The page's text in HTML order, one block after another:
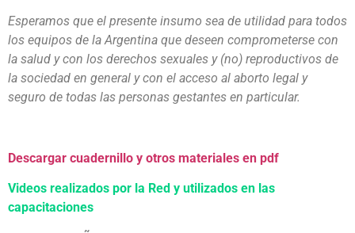
Esperamos que el presente insumo sea de utilidad para todos
los equipos de la Argentina que deseen comprometerse con
la salud y con los derechos sexuales y (no) reproductivos de
la sociedad en general y con el acceso al aborto legal y
seguro de todas las personas gestantes en particular.
Descargar cuadernillo y otros materiales en pdf
Videos realizados por la Red y utilizados en las
capacitaciones